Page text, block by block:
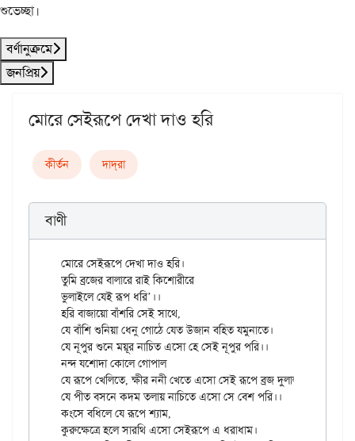
শুভেচ্ছা।
বর্ণানুক্রমে
জনপ্রিয়
মোরে সেইরূপে দেখা দাও হরি
কীর্তন দাদ্‌রা
বাণী
মোরে সেইরূপে দেখা দাও হরি।
তুমি ব্রজের বালারে রাই কিশোরীরে
ভুলাইলে যেই রূপ ধরি’।।
হরি বাজায়ো বাঁশরি সেই সাথে,
যে বাঁশি শুনিয়া ধেনু গোঠে যেত উজান বহিত যমুনাতে।
যে নূপুর শুনে ময়ূর নাচিত এসো হে সেই নূপুর পরি।।
নন্দ যশোদা কোলে গোপাল
যে রূপে খেলিতে, ক্ষীর ননী খেতে এসো সেই রূপে ব্রজ দুলাল।
যে পীত বসনে কদম তলায় নাচিতে এসো সে বেশ পরি।।
কংসে বধিলে যে রূপে শ্যাম,
কুরুক্ষেত্রে হলে সারথি এসো সেইরূপে এ ধরাধাম।